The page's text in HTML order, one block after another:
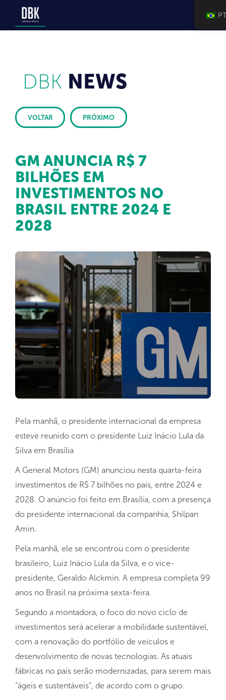
DBK NEWS
VOLTAR PRÓXIMO
GM ANUNCIA R$ 7
BILHÕES EM
INVESTIMENTOS NO
BRASIL ENTRE 2024 E
2028
Pela manhã, o presidente internacional da empresa
esteve reunido com o presidente Luiz Inácio Lula da
Silva em Brasília
A General Motors (GM) anunciou nesta quarta-feira
investimentos de R$ 7 bilhões no país, entre 2024 e
2028. O anúncio foi feito em Brasília, com a presença
do presidente internacional da companhia, Shilpan
Amin.
Pela manhã, ele se encontrou com o presidente
brasileiro, Luiz Inácio Lula da Silva, e o vice-
presidente, Geraldo Alckmin. A empresa completa 99
anos no Brasil na próxima sexta-feira.
Segundo a montadora, o foco do novo ciclo de
investimentos será acelerar a mobilidade sustentável,
com a renovação do portfólio de veículos e
desenvolvimento de novas tecnologias. As atuais
fábricas no país serão modernizadas, para serem mais
“ágeis e sustentáveis”, de acordo com o grupo.